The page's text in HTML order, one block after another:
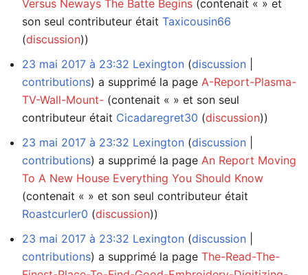
Versus Neways The Batte Begins (contenait « » et
son seul contributeur était Taxicousin66
(discussion))
23 mai 2017 à 23:32 Lexington discussion
contributions a supprimé la page A-Report-Plasma-
TV-Wall-Mount- (contenait « » et son seul
contributeur était Cicadaregret30 (discussion))
23 mai 2017 à 23:32 Lexington discussion
contributions a supprimé la page An Report Moving
To A New House Everything You Should Know
(contenait « » et son seul contributeur était
Roastcurler0 (discussion))
23 mai 2017 à 23:32 Lexington discussion
contributions a supprimé la page The-Read-The-